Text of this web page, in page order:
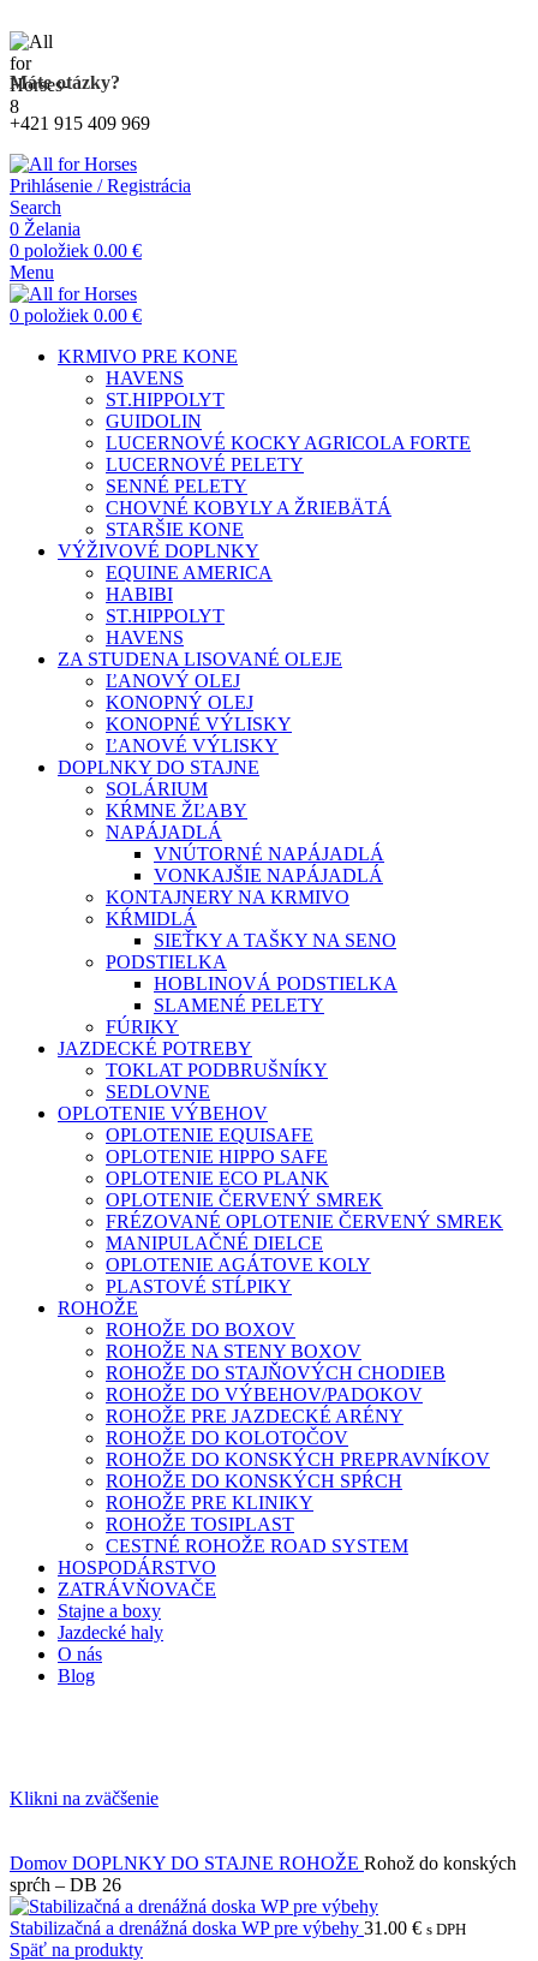
Máte otázky?
+421 915 409 969
Prihlásenie / Registrácia
Search
0 Želania
0 položiek 0.00 €
Menu
0 položiek 0.00 €
KRMIVO PRE KONE
HAVENS
ST.HIPPOLYT
GUIDOLIN
LUCERNOVÉ KOCKY AGRICOLA FORTE
LUCERNOVÉ PELETY
SENNÉ PELETY
CHOVNÉ KOBYLY A ŽRIEBÄTÁ
STARŠIE KONE
VÝŽIVOVÉ DOPLNKY
EQUINE AMERICA
HABIBI
ST.HIPPOLYT
HAVENS
ZA STUDENA LISOVANÉ OLEJE
ĽANOVÝ OLEJ
KONOPNÝ OLEJ
KONOPNÉ VÝLISKY
ĽANOVÉ VÝLISKY
DOPLNKY DO STAJNE
SOLÁRIUM
KŔMNE ŽĽABY
NAPÁJADLÁ
VNÚTORNÉ NAPÁJADLÁ
VONKAJŠIE NAPÁJADLÁ
KONTAJNERY NA KRMIVO
KŔMIDLÁ
SIEŤKY A TAŠKY NA SENO
PODSTIELKA
HOBLINOVÁ PODSTIELKA
SLAMENÉ PELETY
FÚRIKY
JAZDECKÉ POTREBY
TOKLAT PODBRUŠNÍKY
SEDLOVNE
OPLOTENIE VÝBEHOV
OPLOTENIE EQUISAFE
OPLOTENIE HIPPO SAFE
OPLOTENIE ECO PLANK
OPLOTENIE ČERVENÝ SMREK
FRÉZOVANÉ OPLOTENIE ČERVENÝ SMREK
MANIPULAČNÉ DIELCE
OPLOTENIE AGÁTOVE KOLY
PLASTOVÉ STĹPIKY
ROHOŽE
ROHOŽE DO BOXOV
ROHOŽE NA STENY BOXOV
ROHOŽE DO STAJŇOVÝCH CHODIEB
ROHOŽE DO VÝBEHOV/PADOKOV
ROHOŽE PRE JAZDECKÉ ARÉNY
ROHOŽE DO KOLOTOČOV
ROHOŽE DO KONSKÝCH PREPRAVNÍKOV
ROHOŽE DO KONSKÝCH SPŔCH
ROHOŽE PRE KLINIKY
ROHOŽE TOSIPLAST
CESTNÉ ROHOŽE ROAD SYSTEM
HOSPODÁRSTVO
ZATRÁVŇOVAČE
Stajne a boxy
Jazdecké haly
O nás
Blog
Klikni na zväčšenie
Domov DOPLNKY DO STAJNE ROHOŽE Rohož do konských
sprćh – DB 26
Stabilizačná a drenážná doska WP pre výbehy 31.00 € s DPH
Späť na produkty